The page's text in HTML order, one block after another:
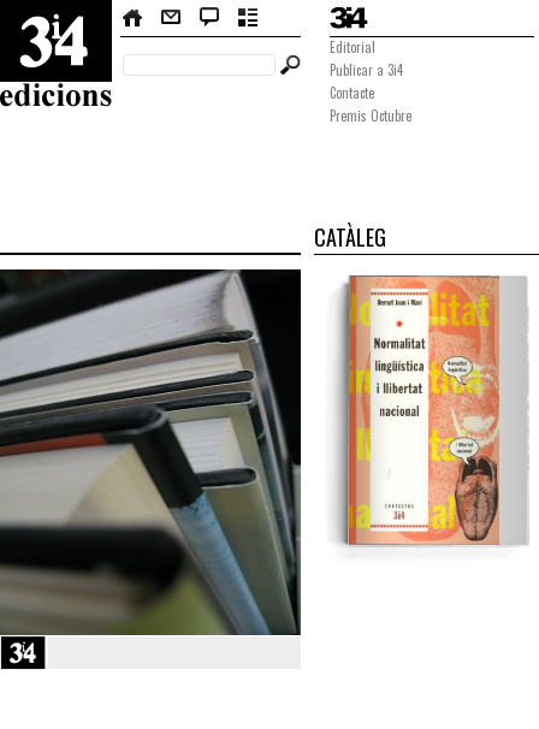
Editorial
Publicar a 3i4
Contacte
Premis Octubre
CATÀLEG